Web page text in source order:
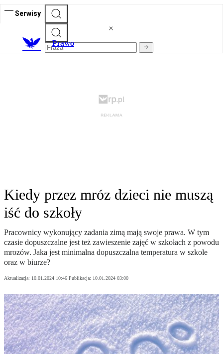
Serwisy
Prawo
Kiedy przez mróz dzieci nie muszą
iść do szkoły
Pracownicy wykonujący zadania zimą mają swoje prawa. W tym
czasie dopuszczalne jest też zawieszenie zajęć w szkołach z powodu
mrozów. Jaka jest minimalna dopuszczalna temperatura w szkole
oraz w biurze?
Aktualizacja: 10.01.2024 10:46 Publikacja: 10.01.2024 03:00